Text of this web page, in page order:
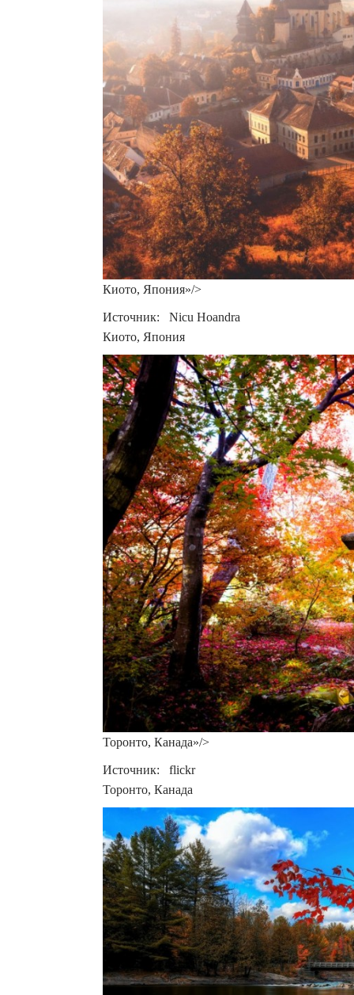
Киото, Япония»/>
Источник: Nicu Hoandra
Киото, Япония
Торонто, Канада»/>
Источник: flickr
Торонто, Канада